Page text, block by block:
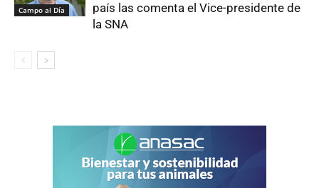
Campo al Día
país las comenta el Vice-presidente de
la SNA